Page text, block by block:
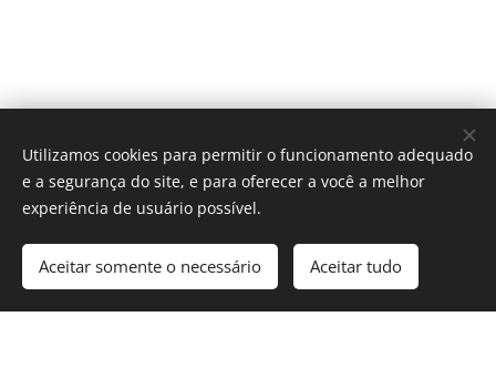
Cookies
Utilizamos cookies para permitir o funcionamento adequado
e a segurança do site, e para oferecer a você a melhor
experiência de usuário possível.
Aceitar somente o necessário Aceitar tudo